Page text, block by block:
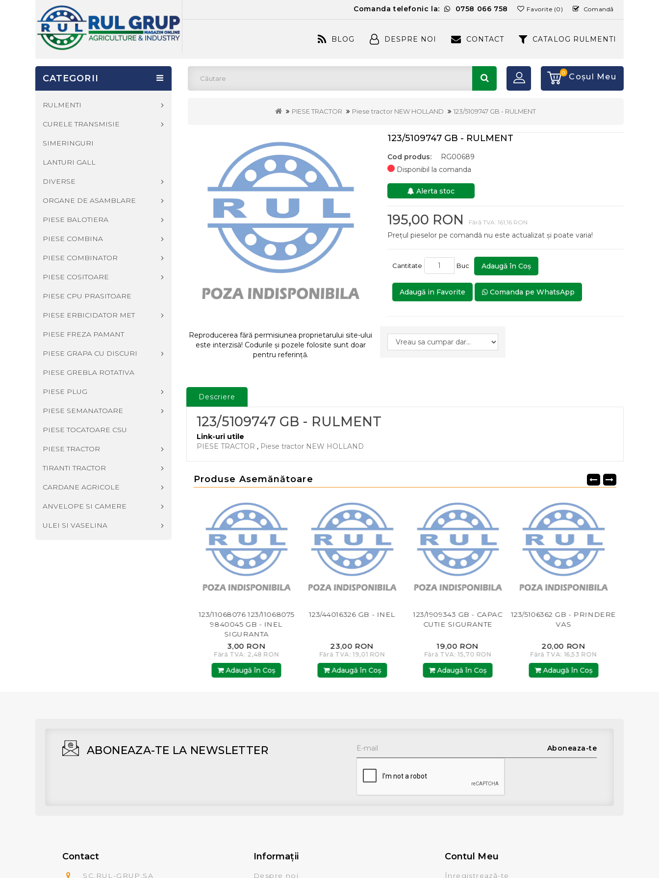
Comanda telefonic la: 0758 066 758 Favorite (0) Comandă
BLOG DESPRE NOI CONTACT CATALOG RULMENTI
0 Coşul Meu
PIESE TRACTOR Piese tractor NEW HOLLAND 123/5109747 GB - RULMENT
CATEGORII
RULMENTI
CURELE TRANSMISIE
SIMERINGURI
LANTURI GALL
DIVERSE
ORGANE DE ASAMBLARE
PIESE BALOTIERA
PIESE COMBINA
PIESE COMBINATOR
PIESE COSITOARE
PIESE CPU PRASITOARE
PIESE ERBICIDATOR MET
PIESE FREZA PAMANT
PIESE GRAPA CU DISCURI
PIESE GREBLA ROTATIVA
PIESE PLUG
PIESE SEMANATOARE
PIESE TOCATOARE CSU
PIESE TRACTOR
TIRANTI TRACTOR
CARDANE AGRICOLE
ANVELOPE SI CAMERE
ULEI SI VASELINA
Reproducerea fără permisiunea proprietarului site-ului
este interzisă! Codurile și pozele folosite sunt doar
pentru referință.
123/5109747 GB - RULMENT
Cod produs:
RG00689
Disponibil la comanda
Alerta stoc
195,00 RON Fără TVA: 161,16 RON
Prețul pieselor pe comandă nu este actualizat și poate varia!
Cantitate Buc Adaugă în Coş
Adaugă in Favorite Comanda pe WhatsApp
Descriere
123/5109747 GB - RULMENT
Link-uri utile
PIESE TRACTOR , Piese tractor NEW HOLLAND
Produse Asemănătoare
123/11068076 123/11068075
9840045 GB - INEL
SIGURANTA
3,00 RON
Fără TVA: 2,48 RON
Adaugă în Coş
123/44016326 GB - INEL
23,00 RON
Fără TVA: 19,01 RON
Adaugă în Coş
123/1909343 GB - CAPAC
CUTIE SIGURANTE
19,00 RON
Fără TVA: 15,70 RON
Adaugă în Coş
123/5106362 GB - PRINDERE
VAS
20,00 RON
Fără TVA: 16,53 RON
Adaugă în Coş
ABONEAZA-TE LA NEWSLETTER Aboneaza-te
Contact
SC.RUL-GRUP.SA
Informaţii
Despre noi
Contul Meu
Înregistrează-te